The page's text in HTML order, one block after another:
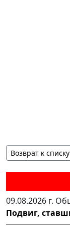
09.08.2026 г.
Подвиг,
Возврат к списку